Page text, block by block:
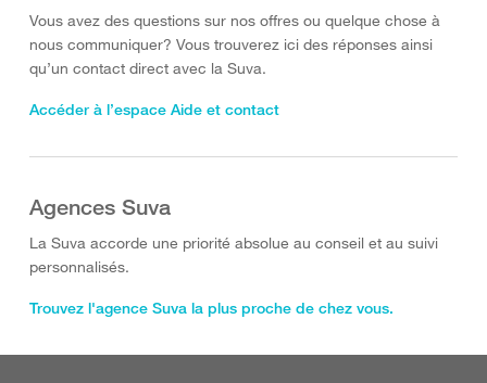
Vous avez des questions sur nos offres ou quelque chose à
nous communiquer? Vous trouverez ici des réponses ainsi
qu’un contact direct avec la Suva.
Accéder à l’espace Aide et contact
Agences Suva
La Suva accorde une priorité absolue au conseil et au suivi
personnalisés.
Trouvez l'agence Suva la plus proche de chez vous.